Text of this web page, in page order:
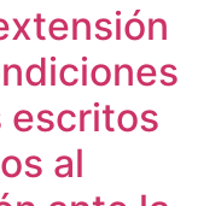
escritos
al